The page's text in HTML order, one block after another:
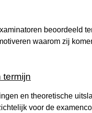
beoordeeld
waarom zij
termijn
en theoretische
voor de